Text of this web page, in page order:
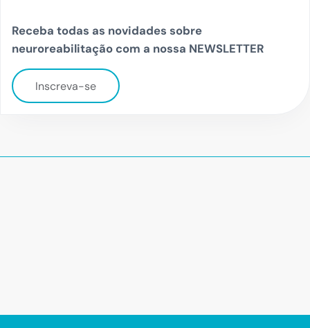
Receba todas as novidades sobre
neuroreabilitação com a nossa NEWSLETTER
Inscreva-se